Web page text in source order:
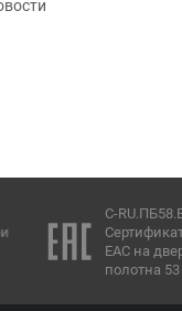
C-
Сертификат
ЕАС на двери EI60
полотна 53 мм)